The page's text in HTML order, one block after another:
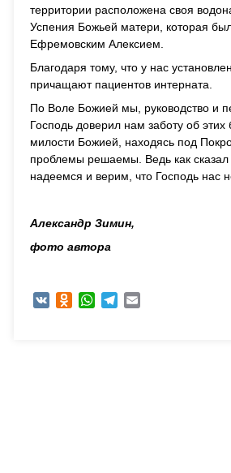
территории расположена своя
Успения Божьей матери, которая
Ефремовским Алексием.
Благодаря тому, что у нас
причащают пациентов интерната.
По Воле Божией мы, руководство и
Господь доверил нам заботу об
милости Божией, находясь под
проблемы решаемы. Ведь как
надеемся и верим, что Господь нас
Александр Зимин,
фото автора
VK Odnoklassniki
WhatsAppTelegram